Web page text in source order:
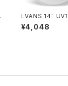
EVANS 14"
B14UV1
¥4,048